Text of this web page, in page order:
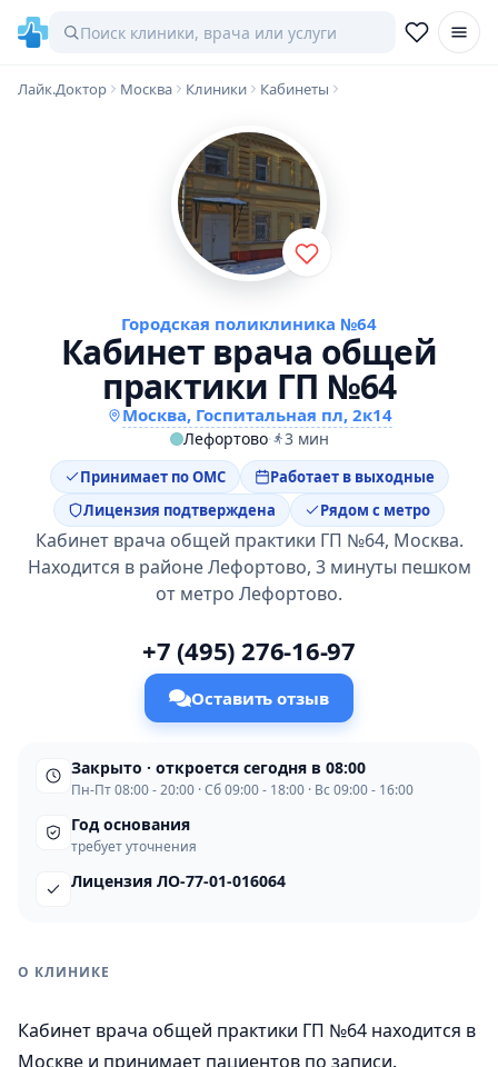
Лайк.Доктор Москва Клиники Кабинеты
Городская поликлиника №64
Кабинет врача общей
практики ГП №64
Москва, Госпитальная пл, 2к14
Лефортово· 3 мин
Принимает по ОМС
Работает в выходные
Лицензия подтверждена
Рядом с метро
Кабинет врача общей практики ГП №64, Москва.
Находится в районе Лефортово, 3 минуты пешком
от метро Лефортово.
+7 (495) 276-16-97
Оставить отзыв
Закрыто · откроется сегодня в 08:00
Пн-Пт 08:00 - 20:00 · Сб 09:00 - 18:00 · Вс 09:00 - 16:00
Год основания
требует уточнения
Лицензия ЛО-77-01-016064
О КЛИНИКЕ
Кабинет врача общей практики ГП №64 находится в
Москве и принимает пациентов по записи.